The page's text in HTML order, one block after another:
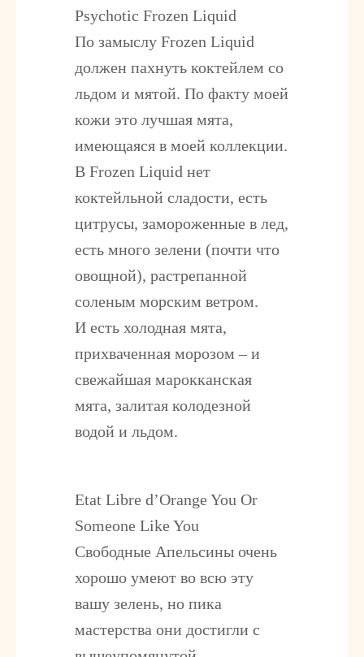
Psychotic Frozen Liquid
По замыслу Frozen Liquid
должен пахнуть коктейлем со
льдом и мятой. По факту моей
кожи это лучшая мята,
имеющаяся в моей коллекции.
В Frozen Liquid нет
коктейльной сладости, есть
цитрусы, замороженные в лед,
есть много зелени (почти что
овощной), растрепанной
соленым морским ветром.
И есть холодная мята,
прихваченная морозом – и
свежайшая марокканская
мята, залитая колодезной
водой и льдом.
Etat Libre d’Orange You Or
Someone Like You
Свободные Апельсины очень
хорошо умеют во всю эту
вашу зелень, но пика
мастерства они достигли с